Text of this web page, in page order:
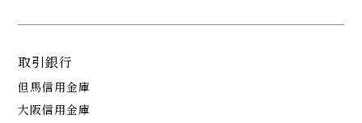
取引銀行
但馬信用金庫
​​​​​​​大阪信用金庫